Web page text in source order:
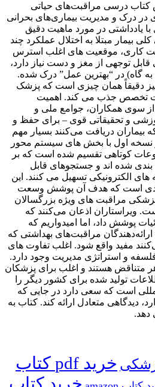
کتاب درسی مراقبت‌های حیاتی
در درک و مدیریت بیماری‌های بحرانی
یادداشتی در مورد ماهیت دقیق
بیمار مبتلا به اختلال عملکرد چند
کاری، موقعیت های اغلب استرس
قابل توجهی از مغز و دست نیاز دارد،
به گاه) در “بهترین عمل” درک شده.
دقیقاً همان چیزی است که پزشک
تخصص جذب می کند. اهمیت
سوی همکاران، جوامع ملی و
و تحقیقاتی قوی – برای حفظ و
بیماران دریافت می‌کنند بسیار مهم
نسخه اول با بخش های سیستم محور
کوتاهی تقسیم شده است که بر
شده اند و جستجوهای قابل
الکترونیکی تسهیل می کنند. این
است که هدف آن پوشش وسعت
مراقبت های ویژه بزرگسالان
ویراستاران اذعان می‌کنند که
پوشش داد، اما امیدواریم که
مراقبت‌های بهداشتی که
مفید واقع شود. اغلب تفاوت های
و استراتژی مدیریت وجود دارد.
متناقض هستند و اغلب برای پزشکان
تولید شده برای کشور دیگر را
است که سعی دارد در جایی که
دیدگاهی متعادل ارائه کند. کتاب به
دهد.
خرید pdf کتاب